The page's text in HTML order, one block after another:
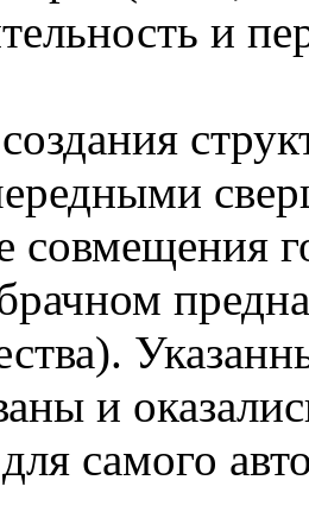
и
совмещения
и
самого